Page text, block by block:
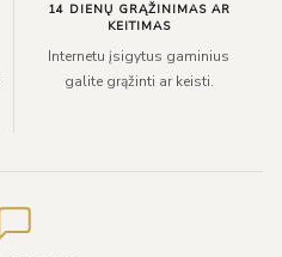
14 DIENŲ GRĄŽINIMAS AR
KEITIMAS
Internetu įsigytus gaminius
galite grąžinti ar keisti.